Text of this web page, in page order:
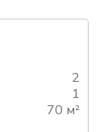
2
1
70 м²